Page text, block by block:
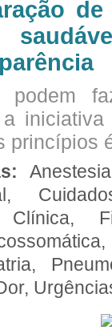
princípios